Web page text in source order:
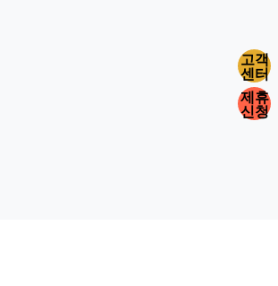
고객
센터
제휴
신청